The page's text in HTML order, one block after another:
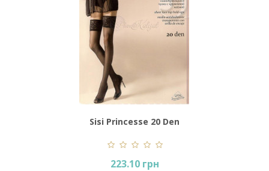
Sisi Princesse 20 Den
223.10 грн